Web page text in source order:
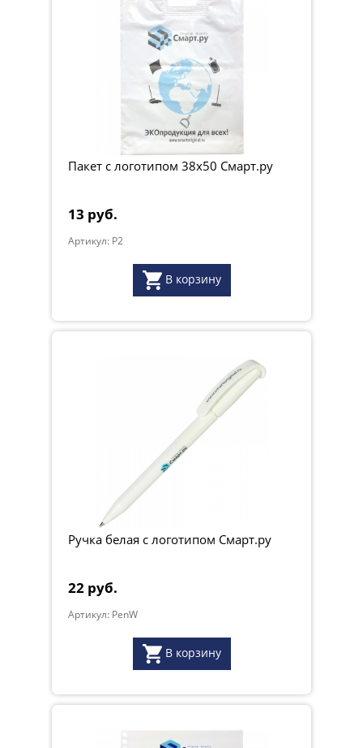
Пакет с логотипом 38x50 Смарт.ру
13 руб.
Артикул: P2
В корзину
Ручка белая с логотипом Смарт.ру
22 руб.
Артикул: PenW
В корзину